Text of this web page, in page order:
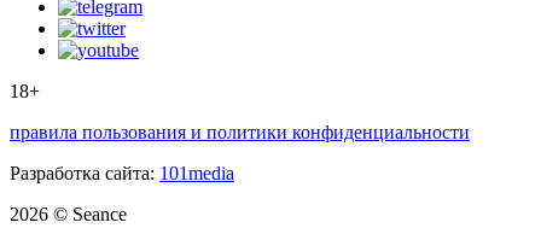
18+
правила пользования и политики конфиденциальности
Разработка сайта: 101media
2026 © Seance